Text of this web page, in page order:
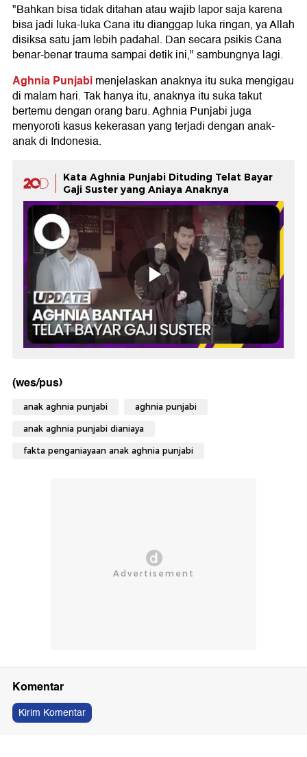
"Bahkan bisa tidak ditahan atau wajib lapor saja karena
bisa jadi luka-luka Cana itu dianggap luka ringan, ya Allah
disiksa satu jam lebih padahal. Dan secara psikis Cana
benar-benar trauma sampai detik ini," sambungnya lagi.
Aghnia Punjabimenjelaskan anaknya itu suka mengigau
di malam hari. Tak hanya itu, anaknya itu suka takut
bertemu dengan orang baru. Aghnia Punjabi juga
menyoroti kasus kekerasan yang terjadi dengan anak-
anak di Indonesia.
Kata Aghnia Punjabi Dituding Telat Bayar
Gaji Suster yang Aniaya Anaknya
(wes/pus)
anak aghnia punjabi aghnia punjabi
anak aghnia punjabi dianiaya
fakta penganiayaan anak aghnia punjabi
Komentar
Kirim Komentar